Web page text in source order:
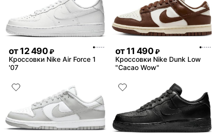
от12 490 ₽
Кроссовки Nike Air Force 1
'07
от11 490 ₽
Кроссовки Nike Dunk Low
"Cacao Wow"